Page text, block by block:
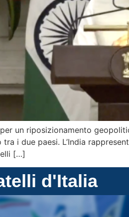
un riposizionamento
i due paesi. L’India
[…]
d'Italia